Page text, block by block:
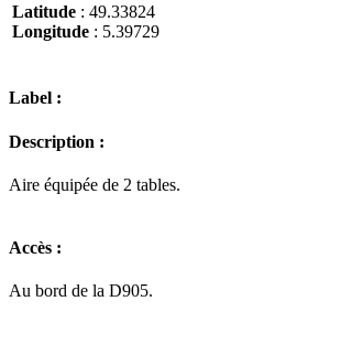
Latitude : 49.33824
Longitude : 5.39729
Label :
Description :
Aire équipée de 2 tables.
Accès :
Au bord de la D905.